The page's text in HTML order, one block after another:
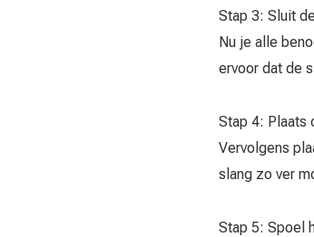
Stap 3: Sluit
Nu je alle
ervoor dat de
Stap 4: Plaats
Vervolgens
slang zo ver
Stap 5: Spoel